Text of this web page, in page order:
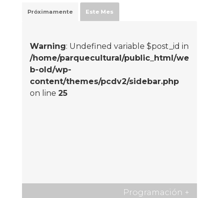
Próximamente Este Mes
Warning: Undefined variable $post_id in
/home/parquecultural/public_html/we
b-old/wp-
content/themes/pcdv2/sidebar.php
on line 25
Programación +